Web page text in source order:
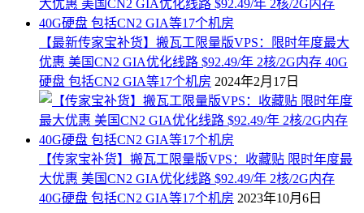
【最新传家宝补货】搬瓦工限量版VPS：限时年度最大
优惠 美国CN2 GIA优化线路 $92.49/年 2核/2G内存 40G
硬盘 包括CN2 GIA等17个机房 2024年2月17日
【传家宝补货】搬瓦工限量版VPS：收藏贴 限时年度最
大优惠 美国CN2 GIA优化线路 $92.49/年 2核/2G内存
40G硬盘 包括CN2 GIA等17个机房 2023年10月6日